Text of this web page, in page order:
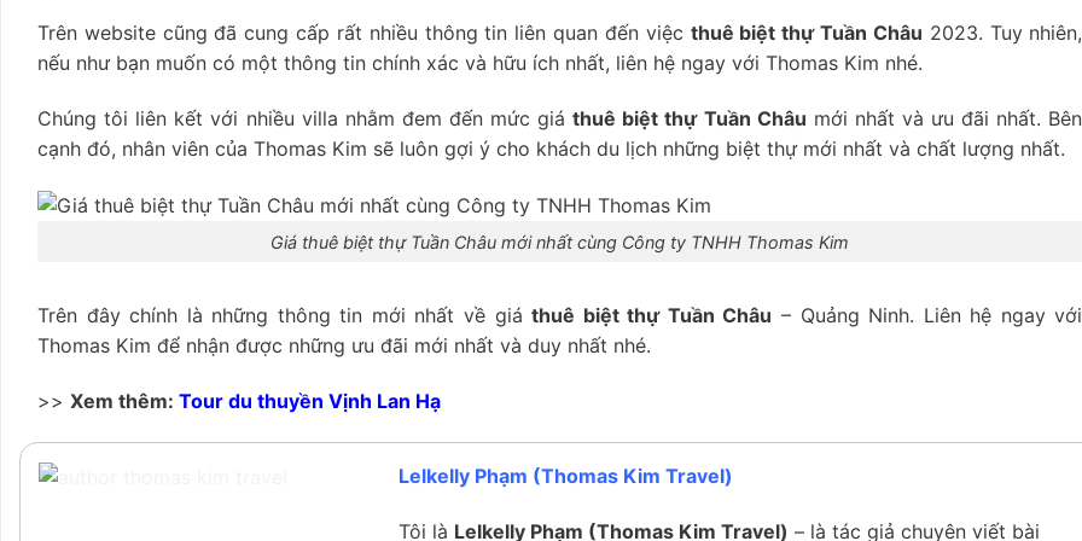
Trên website cũng đã cung cấp rất nhiều thông tin liên quan đến việc thuê biệt thự Tuần Châu 2023. Tuy nhiên,
nếu như bạn muốn có một thông tin chính xác và hữu ích nhất, liên hệ ngay với Thomas Kim nhé.
Chúng tôi liên kết với nhiều villa nhằm đem đến mức giáthuê biệt thự Tuần Châu mới nhất và ưu đãi nhất. Bên
cạnh đó, nhân viên của Thomas Kim sẽ luôn gợi ý cho khách du lịch những biệt thự mới nhất và chất lượng nhất.
Giá thuê biệt thự Tuần Châu mới nhất cùng Công ty TNHH Thomas Kim
Trên đây chính là những thông tin mới nhất về giáthuê biệt thự Tuần Châu – Quảng Ninh. Liên hệ ngay với
Thomas Kim để nhận được những ưu đãi mới nhất và duy nhất nhé.
>> Xem thêm: Tour du thuyền Vịnh Lan Hạ
Lelkelly Phạm (Thomas Kim Travel)
Tôi là Lelkelly Phạm (Thomas Kim Travel) – là tác giả chuyên viết bài